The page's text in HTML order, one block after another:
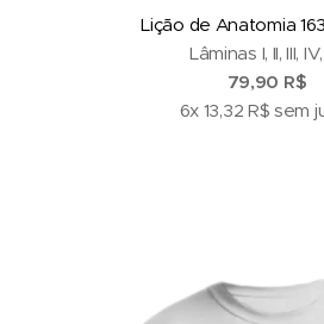
Lição de Anatomia
Lâminas I, II, III,
79,90 R$
6x 13,32 R$ sem